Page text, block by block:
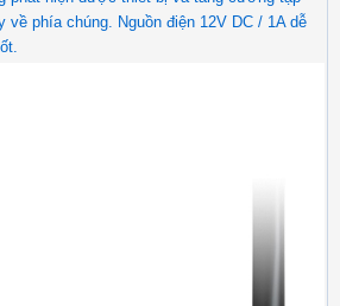
về phía chúng. Nguồn điện 12V DC / 1A dễ